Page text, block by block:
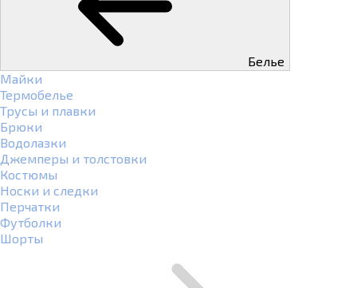
Белье
Майки
Термобелье
Трусы и плавки
Брюки
Водолазки
Джемперы и толстовки
Костюмы
Носки и следки
Перчатки
Футболки
Шорты